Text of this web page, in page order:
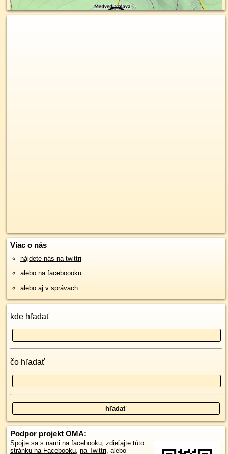
Viac o nás
nájdete nás na twittri
alebo na faceboooku
alebo aj v správach
kde hľadať
čo hľadať
Podpor projekt OMA:
Spojte sa s nami na facebooku, zdieľajte túto
stránku na Facebooku, na Twittri, alebo